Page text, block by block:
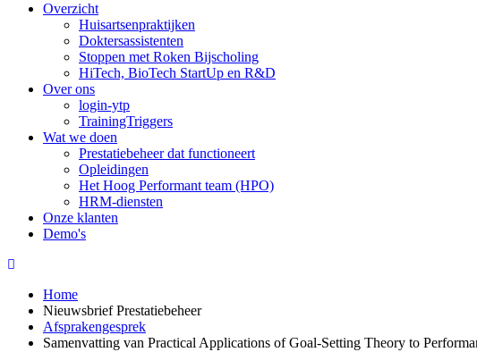
Overzicht
Huisartsenpraktijken
Doktersassistenten
Stoppen met Roken Bijscholing
HiTech, BioTech StartUp en R&D
Over ons
login-ytp
TrainingTriggers
Wat we doen
Prestatiebeheer dat functioneert
Opleidingen
Het Hoog Performant team (HPO)
HRM-diensten
Onze klanten
Demo's
Home
Nieuwsbrief Prestatiebeheer
Afsprakengesprek
Samenvatting van Practical Applications of Goal-Setting Theory to